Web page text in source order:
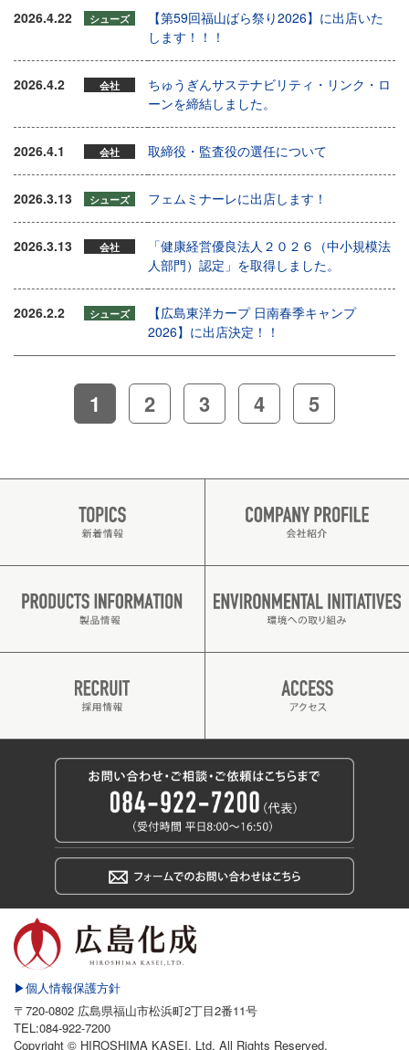
2026.4.22 シューズ
【第59回福山ばら祭り2026】に出店いた
します！！！
2026.4.2 会社
ちゅうぎんサステナビリティ・リンク・ロ
ーンを締結しました。
2026.4.1 会社 取締役・監査役の選任について
2026.3.13 シューズ フェムミナーレに出店します！
2026.3.13 会社
「健康経営優良法人２０２６（中小規模法
人部門）認定」を取得しました。
2026.2.2 シューズ
【広島東洋カープ 日南春季キャンプ
2026】に出店決定！！
1 2 3 4 5
▶個人情報保護方針
〒720-0802 広島県福山市松浜町2丁目2番11号
TEL:084-922-7200
Copyright © HIROSHIMA KASEI, Ltd. All Rights Reserved.